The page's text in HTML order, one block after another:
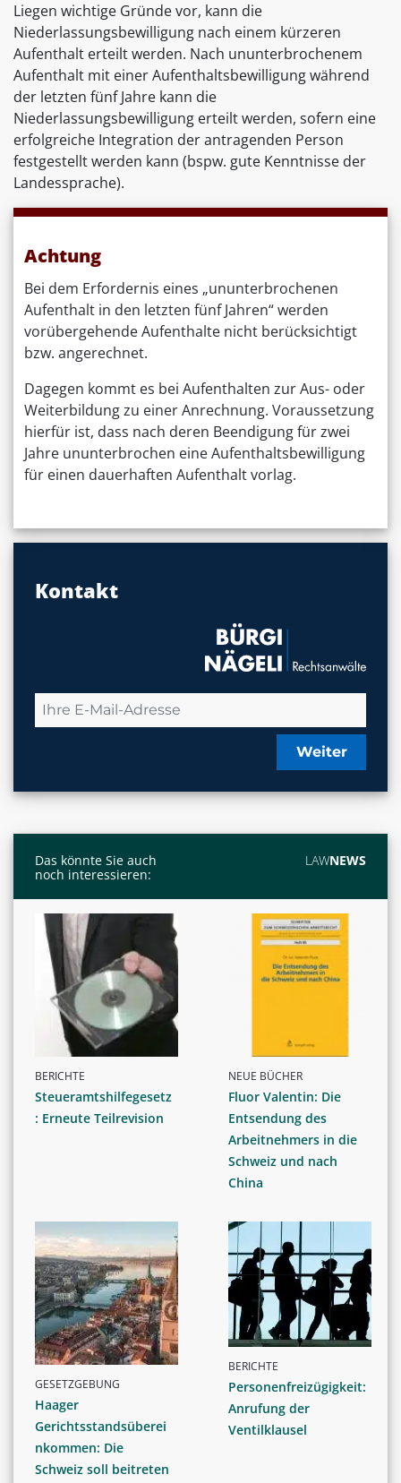
Liegen wichtige Gründe vor, kann die
Niederlassungsbewilligung nach einem kürzeren
Aufenthalt erteilt werden. Nach ununterbrochenem
Aufenthalt mit einer Aufenthaltsbewilligung während
der letzten fünf Jahre kann die
Niederlassungsbewilligung erteilt werden, sofern eine
erfolgreiche Integration der antragenden Person
festgestellt werden kann (bspw. gute Kenntnisse der
Landessprache).
Achtung
Bei dem Erfordernis eines „ununterbrochenen
Aufenthalt in den letzten fünf Jahren“ werden
vorübergehende Aufenthalte nicht berücksichtigt
bzw. angerechnet.
Dagegen kommt es bei Aufenthalten zur Aus- oder
Weiterbildung zu einer Anrechnung. Voraussetzung
hierfür ist, dass nach deren Beendigung für zwei
Jahre ununterbrochen eine Aufenthaltsbewilligung
für einen dauerhaften Aufenthalt vorlag.
Kontakt
Weiter
Das könnte Sie auch
noch interessieren:
LAWNEWS
BERICHTE
Steueramtshilfegesetz
: Erneute Teilrevision
NEUE BÜCHER
Fluor Valentin: Die
Entsendung des
Arbeitnehmers in die
Schweiz und nach
China
GESETZGEBUNG
Haager
Gerichtsstandsüberei
nkommen: Die
Schweiz soll beitreten
BERICHTE
Personenfreizügigkeit:
Anrufung der
Ventilklausel